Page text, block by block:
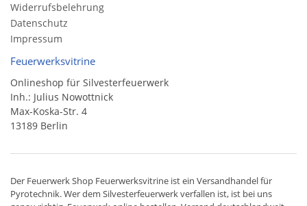
Widerrufsbelehrung
Datenschutz
Impressum
Feuerwerksvitrine
Onlineshop für Silvesterfeuerwerk
Inh.: Julius Nowottnick
Max-Koska-Str. 4
13189 Berlin
Der Feuerwerk Shop Feuerwerksvitrine ist ein Versandhandelfür
Pyrotechnik. Wer dem Silvesterfeuerwerk verfallen ist, ist bei uns